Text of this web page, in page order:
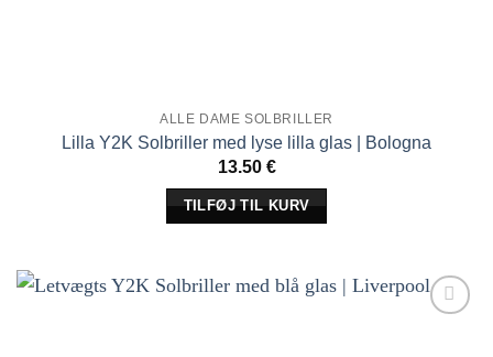
ALLE DAME SOLBRILLER
Lilla Y2K Solbriller med lyse lilla glas | Bologna
13.50 €
TILFØJ TIL KURV